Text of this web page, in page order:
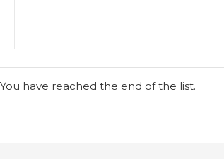
You have reached the end of the list.